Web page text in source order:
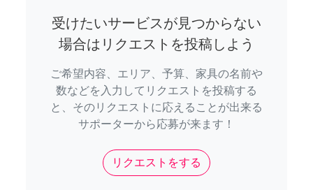
受けたいサービスが見つからない
場合はリクエストを投稿しよう
ご希望内容、エリア、予算、家具の名前や
数などを入力してリクエストを投稿する
と、そのリクエストに応えることが出来る
サポーターから応募が来ます！
リクエストをする